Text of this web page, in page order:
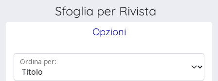
Sfoglia per Rivista
Opzioni
Ordina per: